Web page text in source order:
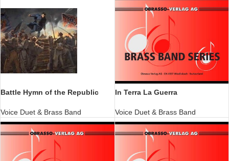
Battle Hymn of the Republic
Voice Duet & Brass Band
In Terra La Guerra
Voice Duet & Brass Band